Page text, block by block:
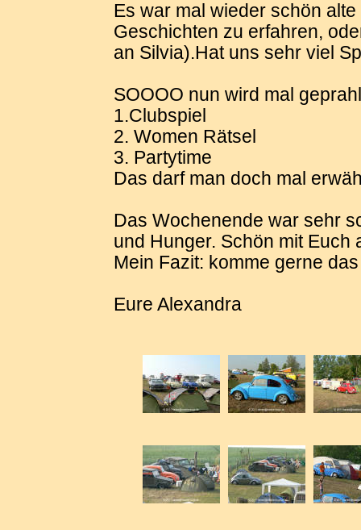
Es war mal wieder schön
Geschichten zu erfahren,
an Silvia).Hat uns sehr viel
SOOOO nun wird mal
1.Clubspiel
2. Women Rätsel
3. Partytime
Das darf man doch mal
Das Wochenende war sehr
und Hunger. Schön mit Euch
Mein Fazit: komme gerne
Eure Alexandra